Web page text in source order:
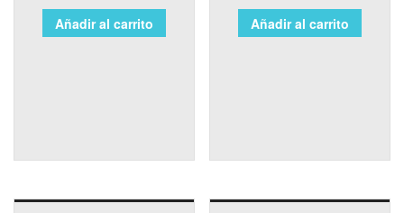
Añadir al carrito Añadir al carrito